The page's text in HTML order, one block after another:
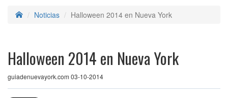
Noticias Halloween 2014 en Nueva York
Halloween 2014 en Nueva York
guiadenuevayork.com 03-10-2014